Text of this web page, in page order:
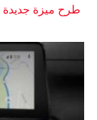
طرح ميزة جديدة